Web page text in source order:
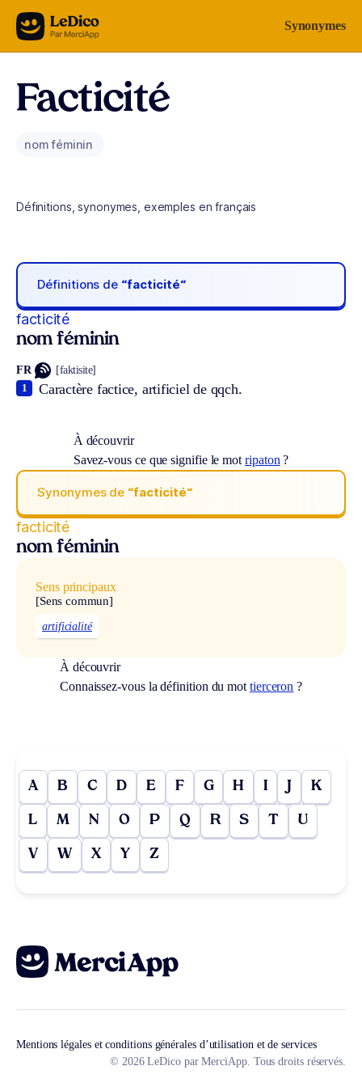
Aller au contenu Synonymes
Facticité
nom féminin
Définitions, synonymes, exemples en français
Définitions de “facticité“
facticité
nom féminin
FR [faktisite]
Caractère factice, artificiel de qqch.
1
À découvrir
Savez-vous ce que signifie le mot ripaton ?
Synonymes de “facticité“
facticité
nom féminin
Sens principaux
[Sens commun]
artificialité
À découvrir
Connaissez-vous la définition du mot tierceron ?
A B C D E F G H I J K
L M N O P Q R S T U
V W X Y Z
Mentions légales et conditions générales d’utilisation et de services
© 2026 LeDico par MerciApp. Tous droits réservés.